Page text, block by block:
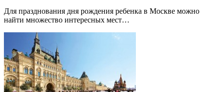
Для празднования дня рождения ребенка в Москве можно
найти множество интересных мест…